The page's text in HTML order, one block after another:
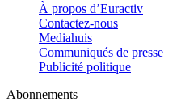
À propos d’Euractiv
Contactez-nous
Mediahuis
Communiqués de presse
Publicité politique
Abonnements